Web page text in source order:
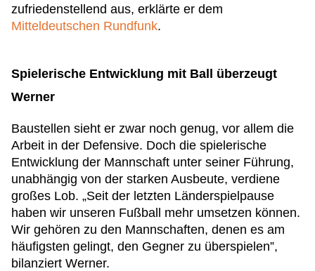
zufriedenstellend aus, erklärte er dem
Mitteldeutschen Rundfunk.
Spielerische Entwicklung mit Ball überzeugt
Werner
Baustellen sieht er zwar noch genug, vor allem die
Arbeit in der Defensive. Doch die spielerische
Entwicklung der Mannschaft unter seiner Führung,
unabhängig von der starken Ausbeute, verdiene
großes Lob. „Seit der letzten Länderspielpause
haben wir unseren Fußball mehr umsetzen können.
Wir gehören zu den Mannschaften, denen es am
häufigsten gelingt, den Gegner zu überspielen”,
bilanziert Werner.